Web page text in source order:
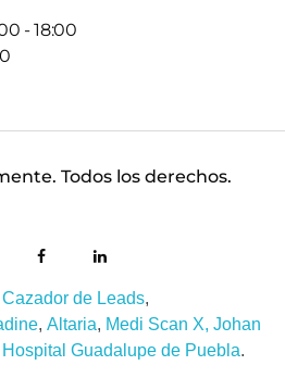
- 18:00
Todos los derechos.
Cazador de Leads,
, Altaria, Medi Scan X, Johan
Hospital Guadalupe de Puebla.